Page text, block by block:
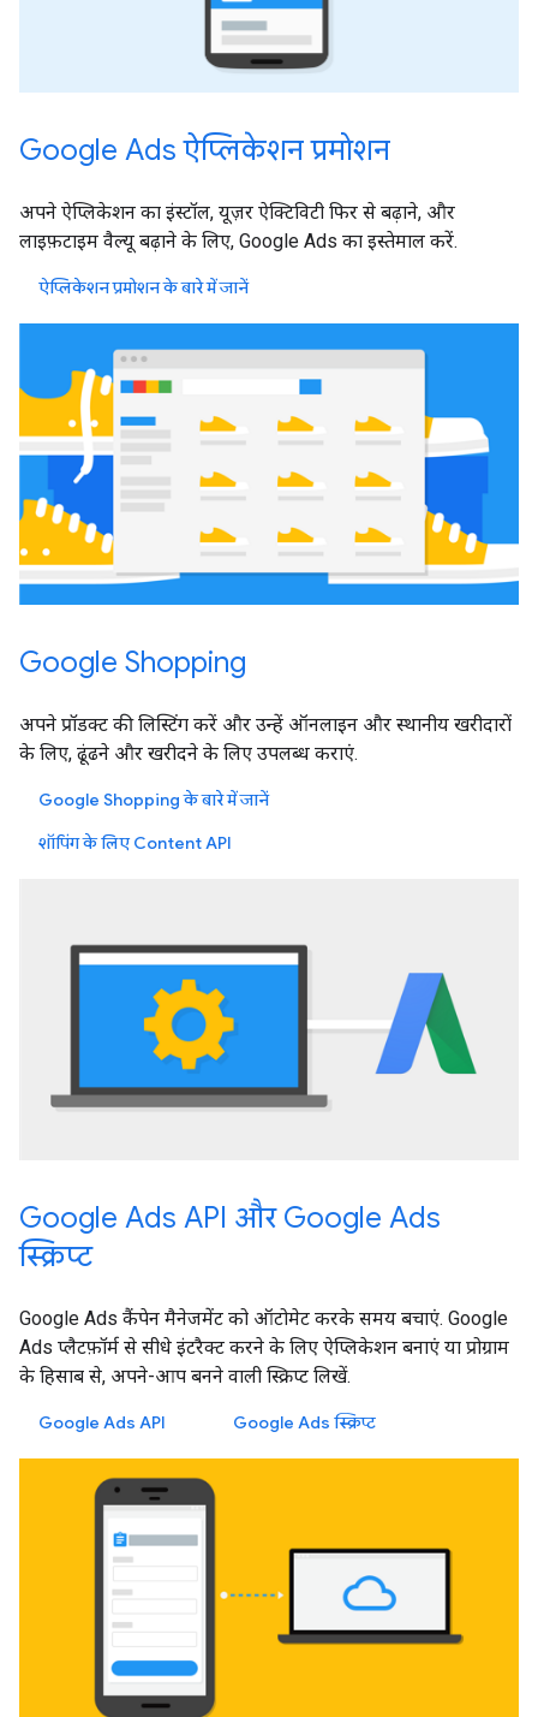
Google Ads ऐप्लिकेशन प्रमोशन
अपने ऐप्लिकेशन का इंस्टॉल, यूज़र ऐक्टिविटी फिर से बढ़ाने, और
लाइफ़टाइम वैल्यू बढ़ाने के लिए, Google Ads का इस्तेमाल करें.
ऐप्लिकेशन प्रमोशन के बारे में जानें
Google Shopping
अपने प्रॉडक्ट की लिस्टिंग करें और उन्हें ऑनलाइन और स्थानीय खरीदारों
के लिए, ढूंढने और खरीदने के लिए उपलब्ध कराएं.
Google Shopping के बारे में जानें
शॉपिंग के लिए Content API
Google Ads API और Google Ads
स्क्रिप्ट
Google Ads कैंपेन मैनेजमेंट को ऑटोमेट करके समय बचाएं. Google
Ads प्लैटफ़ॉर्म से सीधे इंटरैक्ट करने के लिए ऐप्लिकेशन बनाएं या प्रोग्राम
के हिसाब से, अपने-आप बनने वाली स्क्रिप्ट लिखें.
Google Ads API Google Ads स्क्रिप्ट